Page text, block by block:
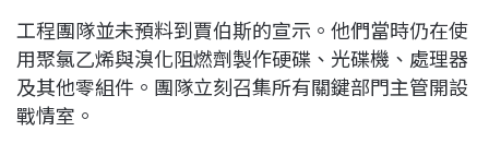
工程團隊並未預料到賈伯斯的宣示。他們當時仍在使
用聚氯乙烯與溴化阻燃劑製作硬碟、光碟機、處理器
及其他零組件。團隊立刻召集所有關鍵部門主管開設
戰情室。